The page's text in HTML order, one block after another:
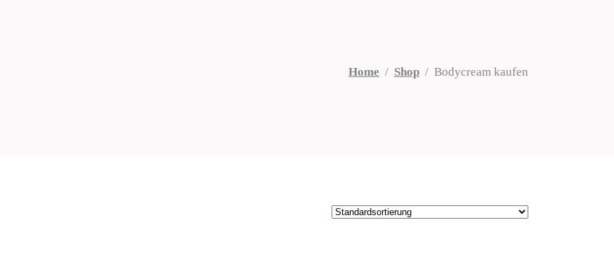
Home / Shop / Bodycream kaufen